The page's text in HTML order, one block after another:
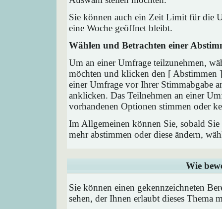
Sie können auch ein Zeit Limit für die
eine Woche geöffnet bleibt.
Wählen und Betrachten einer
Um an einer Umfrage teilzunehmen,
möchten und klicken den [ Abstimmen
einer Umfrage vor Ihrer Stimmabgabe
anklicken. Das Teilnehmen an einer
vorhandenen Optionen stimmen oder
Im Allgemeinen können Sie, sobald
mehr abstimmen oder diese ändern,
Wie
Sie können einen gekennzeichneten
sehen, der Ihnen erlaubt dieses Thema